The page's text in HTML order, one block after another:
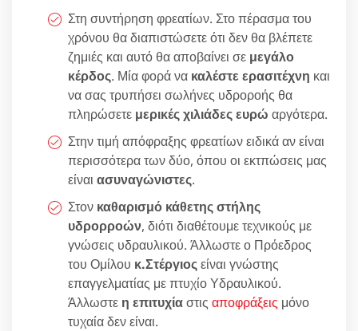
Στη συντήρηση φρεατίων. Στο πέρασμα του
χρόνου θα διαπιστώσετε ότι δεν θα βλέπετε
ζημιές και αυτό θα αποβαίνει σε μεγάλο
κέρδος. Μία φορά να καλέστε ερασιτέχνη και
να σας τρυπήσει σωλήνες υδροροής θα
πληρώσετε μερικές χιλιάδες ευρώ αργότερα.
Στην τιμή απόφραξης φρεατίων ειδικά αν είναι
περισσότερα των δύο, όπου οι εκτπώσεις μας
είναι ασυναγώνιστες.
Στον καθαρισμό κάθετης στήλης
υδρορροών, διότι διαθέτουμε τεχνικούς με
γνώσεις υδραυλικού. Άλλωστε ο Πρόεδρος
του Ομίλου κ.Στέργιοςείναι γνώστης
επαγγελματίας με πτυχίο Υδραυλικού.
Άλλωστε η επιτυχίαστις αποφράξεις μόνο
τυχαία δεν είναι.